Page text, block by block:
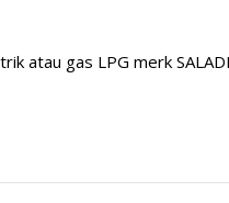
atau gas LPG merk